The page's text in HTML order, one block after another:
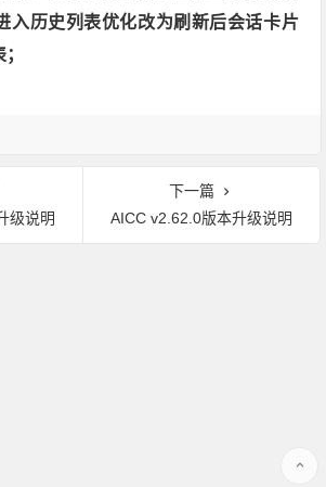
入历史列表优化改为刷新后会话卡片
级说明
下一篇
AICC v2.62.0版本升级说明